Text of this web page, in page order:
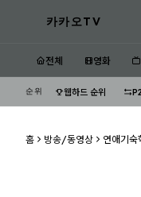
카카오TV
전체 영화
순위 웹하드 순위
홈 방송/동영상 연애기